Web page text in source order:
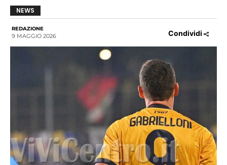
NEWS
REDAZIONE
9 MAGGIO 2026 Condividi